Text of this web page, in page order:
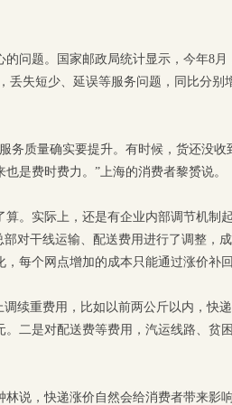
问题。国家邮政局统计显示，今年8月
失短少、延误等服务问题，同比分别
务质量确实要提升。有时候，货还没收
是费时费力。”上海的消费者黎赟说。
。实际上，还是有企业内部调节机制
对干线运输、配送费用进行了调整，
每个网点增加的成本只能通过涨价补回
续重费用，比如以前两公斤以内，快
二是对配送费等费用，汽运线路、贫
说，快递涨价自然会给消费者带来影